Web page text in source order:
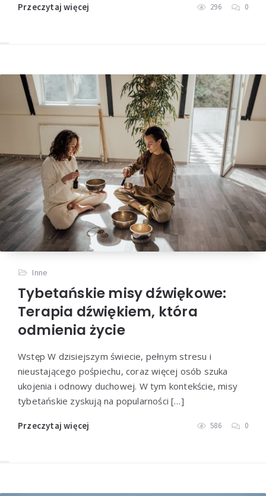
Przeczytaj więcej 296 0
Inne
Tybetańskie misy dźwiękowe:
Terapia dźwiękiem, która
odmienia życie
Wstęp W dzisiejszym świecie, pełnym stresu i
nieustającego pośpiechu, coraz więcej osób szuka
ukojenia i odnowy duchowej. W tym kontekście, misy
tybetańskie zyskują na popularności […]
Przeczytaj więcej 586 0